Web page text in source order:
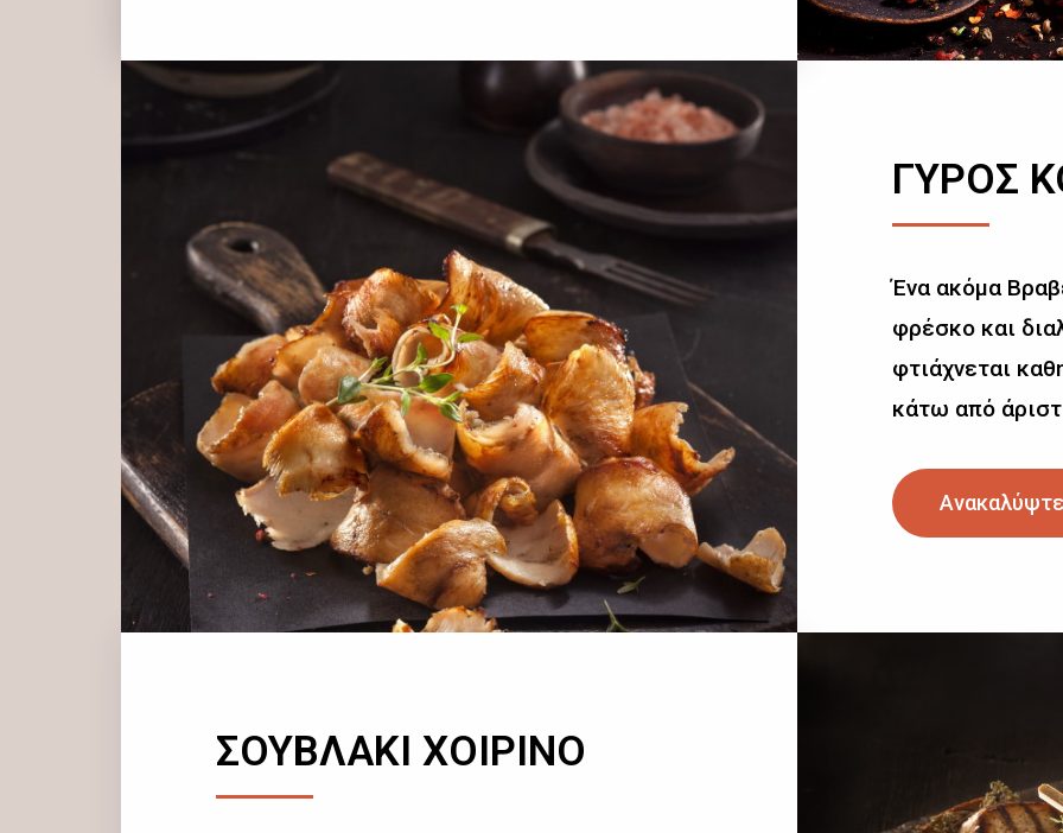
ΓΥΡΟΣ
Ένα ακόμα
φρέσκο και
φτιάχνεται
κάτω από
ΣΟΥΒΛΑΚΙ ΧΟΙΡΙΝΟ